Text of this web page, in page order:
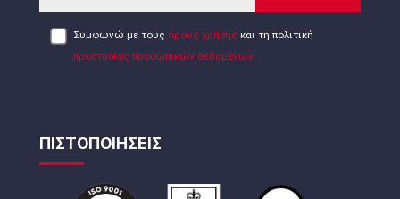
Συμφωνώ με τους όρους χρήσης και τη πολιτική
προστασίας προσωπικών δεδομένων
ΠΙΣΤΟΠΟΙΗΣΕΙΣ